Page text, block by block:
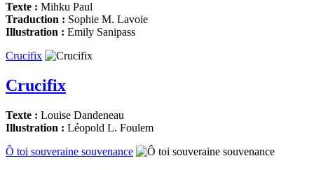
Texte : Mihku Paul
Traduction : Sophie M. Lavoie
Illustration : Emily Sanipass
Crucifix
Crucifix
Texte : Louise Dandeneau
Illustration : Léopold L. Foulem
Ô toi souveraine souvenance